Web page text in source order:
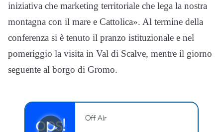
iniziativa che marketing territoriale che lega la nostra
montagna con il mare e Cattolica». Al termine della
conferenza si è tenuto il pranzo istituzionale e nel
pomeriggio la visita in Val di Scalve, mentre il giorno
seguente al borgo di Gromo.